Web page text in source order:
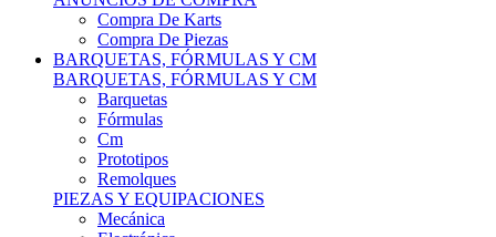
Compra De Piezas
BARQUETAS, FÓRMULAS Y CM
BARQUETAS, FÓRMULAS Y CM
Barquetas
Fórmulas
Cm
Prototipos
Remolques
PIEZAS Y EQUIPACIONES
Mecánica
Electrónica
Chasis Y Carrocería